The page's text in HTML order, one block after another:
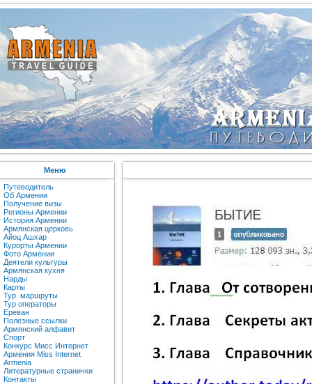
Меню
Путеводитель
Об Армении
Получение визы
Регионы Армении
История Армении
Армянская церковь
Айоц Ашхар
Курорты Армении
Фото Армении
Деятели культуры
Армянская кухня
Нарды
Карты
Тур. маршруты
Тур операторы
Ереван
Полезные ссылки
Армянский алфавит
Спорт
Конкурс Мисс Интернет
Армения Miss Internet
Armenia
Литературные странички
Контакты